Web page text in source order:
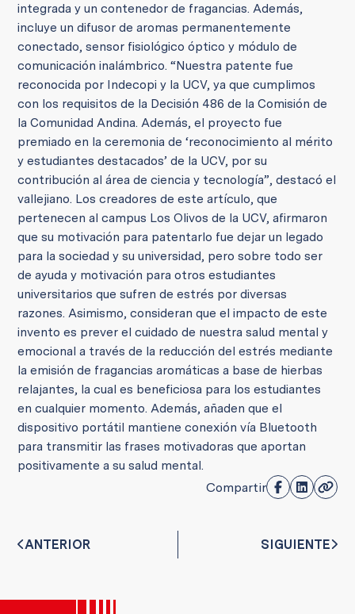
integrada y un contenedor de fragancias. Además,
incluye un difusor de aromas permanentemente
conectado, sensor fisiológico óptico y módulo de
comunicación inalámbrico. “Nuestra patente fue
reconocida por Indecopi y la UCV, ya que cumplimos
con los requisitos de la Decisión 486 de la Comisión de
la Comunidad Andina. Además, el proyecto fue
premiado en la ceremonia de ‘reconocimiento al mérito
y estudiantes destacados’ de la UCV, por su
contribución al área de ciencia y tecnología”, destacó el
vallejiano. Los creadores de este artículo, que
pertenecen al campus Los Olivos de la UCV, afirmaron
que su motivación para patentarlo fue dejar un legado
para la sociedad y su universidad, pero sobre todo ser
de ayuda y motivación para otros estudiantes
universitarios que sufren de estrés por diversas
razones. Asimismo, consideran que el impacto de este
invento es prever el cuidado de nuestra salud mental y
emocional a través de la reducción del estrés mediante
la emisión de fragancias aromáticas a base de hierbas
relajantes, la cual es beneficiosa para los estudiantes
en cualquier momento. Además, añaden que el
dispositivo portátil mantiene conexión vía Bluetooth
para transmitir las frases motivadoras que aportan
positivamente a su salud mental.
Compartir
ANTERIOR SIGUIENTE